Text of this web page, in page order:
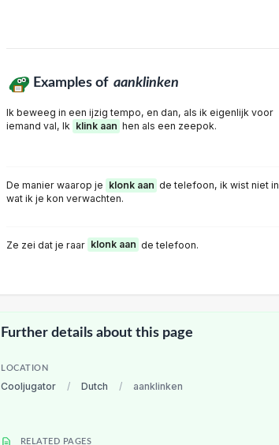
Examples of aanklinken
Ik beweeg in een ijzig tempo, en dan, als ik eigenlijk voor
iemand val, Ik klink aan hen als een zeepok.
De manier waarop je klonk aan de telefoon, ik wist niet in
wat ik je kon verwachten.
Ze zei dat je raar klonk aan de telefoon.
Further details about this page
LOCATION
Cooljugator / Dutch / aanklinken
RELATED PAGES